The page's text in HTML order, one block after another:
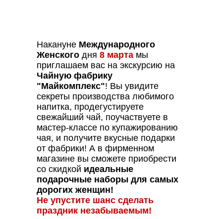
Накануне Международного
Женского дня 8 марта мы
приглашаем вас на экскурсию на
Чайную фабрику
"Майкомплекс"! Вы увидите
секреты производства любимого
напитка, продегустируете
свежайший чай, поучаствуете в
мастер-классе по купажированию
чая, и получите вкусные подарки
от фабрики! А в фирменном
магазине вы сможете приобрести
со скидкой идеальные
подарочные наборы для самых
дорогих женщин!
Не упустите шанс сделать
праздник незабываемым!